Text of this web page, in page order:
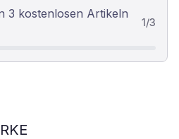
3 kostenlosen Artikeln
1/3